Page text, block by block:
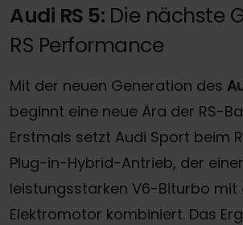
Audi RS 5: Die nächste
RS Performance
Mit der neuen Generation des
beginnt eine neue Ära der RS-
Erstmals setzt Audi Sport beim
Plug-in-Hybrid-Antrieb, der
leistungsstarken V6-Biturbo mit
Elektromotor kombiniert. Das